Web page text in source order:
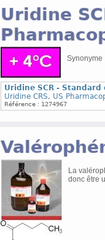
Uridine
Synonyme
Uridine SCR - Standard
Uridine CRS, US
Référence : 1274967
La
donc être